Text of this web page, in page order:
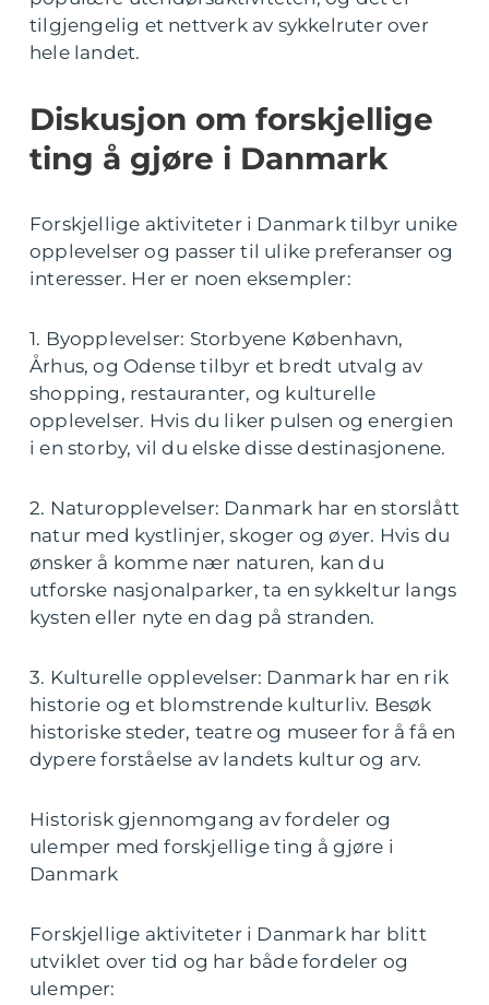
tilgjengelig et nettverk av sykkelruter over
hele landet.
Diskusjon om forskjellige
ting å gjøre i Danmark
Forskjellige aktiviteter i Danmark tilbyr unike
opplevelser og passer til ulike preferanser og
interesser. Her er noen eksempler:
1. Byopplevelser: Storbyene København,
Århus, og Odense tilbyr et bredt utvalg av
shopping, restauranter, og kulturelle
opplevelser. Hvis du liker pulsen og energien
i en storby, vil du elske disse destinasjonene.
2. Naturopplevelser: Danmark har en storslått
natur med kystlinjer, skoger og øyer. Hvis du
ønsker å komme nær naturen, kan du
utforske nasjonalparker, ta en sykkeltur langs
kysten eller nyte en dag på stranden.
3. Kulturelle opplevelser: Danmark har en rik
historie og et blomstrende kulturliv. Besøk
historiske steder, teatre og museer for å få en
dypere forståelse av landets kultur og arv.
Historisk gjennomgang av fordeler og
ulemper med forskjellige ting å gjøre i
Danmark
Forskjellige aktiviteter i Danmark har blitt
utviklet over tid og har både fordeler og
ulemper: